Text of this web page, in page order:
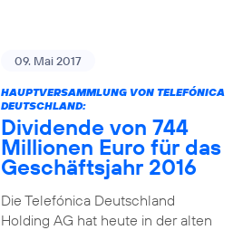
09. Mai 2017
HAUPTVERSAMMLUNG VON TELEFÓNICA
DEUTSCHLAND:
Dividende von 744
Millionen Euro für das
Geschäftsjahr 2016
Die Telefónica Deutschland
Holding AG hat heute in der alten